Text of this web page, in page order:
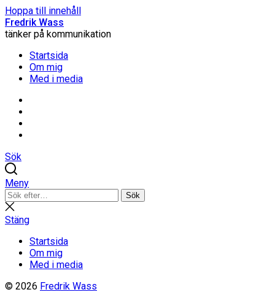
Hoppa till innehåll
Fredrik Wass
tänker på kommunikation
Startsida
Om mig
Med i media
Sök
Meny
Sök
efter:
Sök
Stäng
sökning
Stäng
Startsida
Om mig
Med i media
© 2026 Fredrik Wass